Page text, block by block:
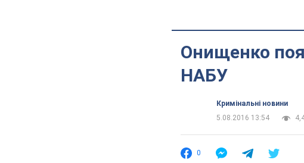
Онищенко
НАБУ
Кримінальні новини
5.08.2016 13:54
0